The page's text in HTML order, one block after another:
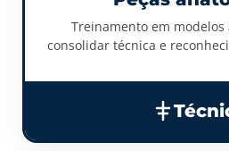
Treinamento em modelos
consolidar técnica e